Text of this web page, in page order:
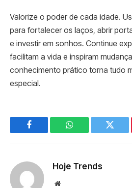
Valorize o poder de cada idade.
para fortalecer os laços, abrir
e investir em sonhos. Continue
facilitam a vida e inspiram
conhecimento prático torna tudo
especial.
Facebook WhatsApp
Hoje Trends
Website